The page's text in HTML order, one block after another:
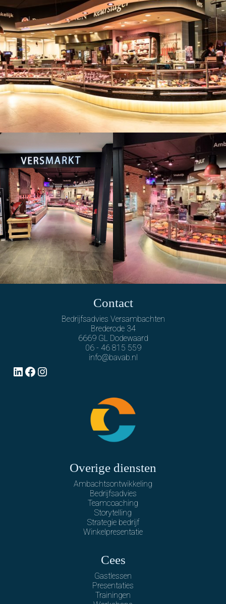
Contact
Bedrijfsadvies Versambachten
Brederode 34
6669 GL Dodewaard
06 - 46 815 559
info@bavab.nl
LinkedIn
Facebook
Instagram
Overige diensten
Ambachtsontwikkeling
Bedrijfsadvies
Teamcoaching
Storytelling
Strategie bedrijf
Winkelpresentatie
Cees
Gastlessen
Presentaties
Trainingen